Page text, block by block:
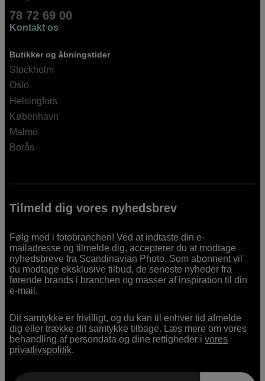
78 72 69 00
Kontakt os
Butikker og åbningstider
Stockholm
Oslo
Helsingfors
København
Malmö
Borås
Tilmeld dig vores nyhedsbrev
Følg med i fotobranchen! Ved at indtaste din e-
mailadresse og tilmelde dig, accepterer du at modtage
nyhedsbreve fra Scandinavian Photo. Som abonnent vil
du modtage eksklusive tilbud, de seneste nyheder fra
førende brands i branchen og masser af inspiration til din
e-mail.
Dit samtykke er frivilligt, og du kan til enhver tid afmelde
dig eller trække dit samtykke tilbage. Læs mere om vores
behandling af persondata og dine rettigheder ivores
privatlivspolitik.